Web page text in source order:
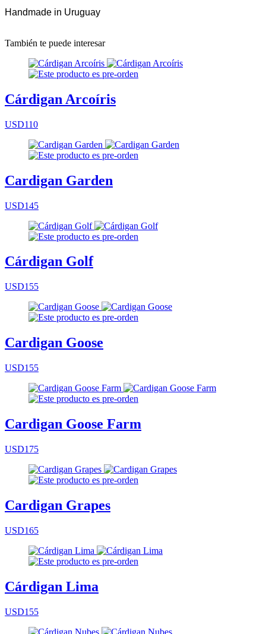
Handmade in Uruguay
También te puede interesar
Cárdigan Arcoíris
USD110
Cardigan Garden
USD145
Cárdigan Golf
USD155
Cardigan Goose
USD155
Cardigan Goose Farm
USD175
Cardigan Grapes
USD165
Cárdigan Lima
USD155